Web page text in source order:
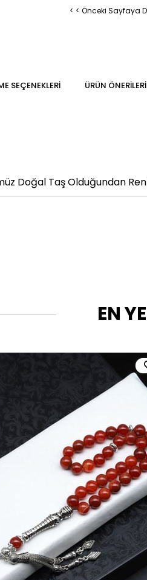
< < Önceki Sayfaya
SEÇENEKLERI ÜRÜN ÖNERILERI
Doğal Taş Olduğundan
EN